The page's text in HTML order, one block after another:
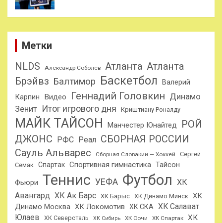
Метки
NLDS
Александр Соболев Атланта Атланта
Брэйвз Балтимор Баскетбол
Валерий
Карпин
Видео Геннадий Головкин Динамо
Зенит Итог игрового дня Криштиану Роналду
МАЙК ТАЙСОН Манчестер Юнайтед
РОЙ
ДЖОНС
РФС Реал СБОРНАЯ РОССИИ
Сауль Альварес Сборная Словакии — Хоккей
Сергей
Семак Спартак Спортивная гимнастика Тайсон
Фьюри Теннис УЕФА Футбол ХК
Авангард ХК Ак Барс ХК Барыс ХК Динамо Минск ХК
Динамо Москва ХК Локомотив ХК СКА ХК Салават
Юлаев
ХК Северсталь ХК Сибирь ХК Сочи ХК Спартак
ХК